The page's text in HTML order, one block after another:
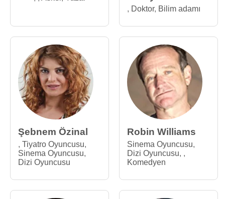
, Doktor, Bilim adamı
Şebnem Özinal
, Tiyatro Oyuncusu,
Sinema Oyuncusu,
Dizi Oyuncusu
Robin Williams
Sinema Oyuncusu,
Dizi Oyuncusu, ,
Komedyen